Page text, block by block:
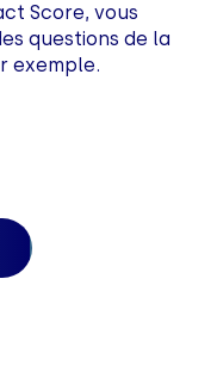
Score, vous
questions de la
exemple.